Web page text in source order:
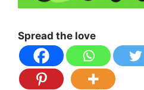
Spread the love